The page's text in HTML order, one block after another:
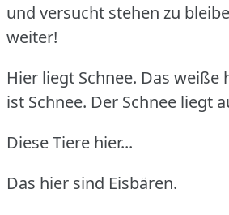
und versucht stehen zu
weiter!
Hier liegt Schnee. Das weiße
ist Schnee. Der Schnee liegt
Diese Tiere hier...
Das hier sind Eisbären.